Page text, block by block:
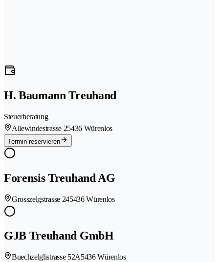
H. Baumann Treuhand
Steuerberatung
Allewindestrasse 25436 Würenlos
Termin reservieren
Forensis Treuhand AG
Grosszelgstrasse 245436 Würenlos
GJB Treuhand GmbH
Buechzelglistrasse 52A5436 Würenlos